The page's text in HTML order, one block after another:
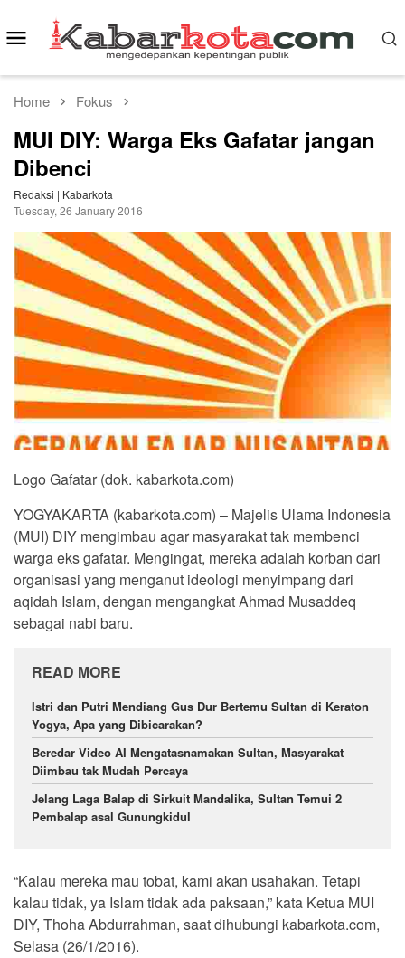
to
content
Mobile
Menu
Home Fokus
MUI DIY: Warga Eks Gafatar jangan
Dibenci
Redaksi | Kabarkota
Tuesday, 26 January 2016
Logo Gafatar (dok. kabarkota.com)
YOGYAKARTA (kabarkota.com) – Majelis Ulama Indonesia
(MUI) DIY mengimbau agar masyarakat tak membenci
warga eks gafatar. Mengingat, mereka adalah korban dari
organisasi yang menganut ideologi menyimpang dari
aqidah Islam, dengan mengangkat Ahmad Musaddeq
sebagai nabi baru.
READ MORE
Istri dan Putri Mendiang Gus Dur Bertemu Sultan di Keraton
Yogya, Apa yang Dibicarakan?
Beredar Video AI Mengatasnamakan Sultan, Masyarakat
Diimbau tak Mudah Percaya
Jelang Laga Balap di Sirkuit Mandalika, Sultan Temui 2
Pembalap asal Gunungkidul
“Kalau mereka mau tobat, kami akan usahakan. Tetapi
kalau tidak, ya Islam tidak ada paksaan,” kata Ketua MUI
DIY, Thoha Abdurrahman, saat dihubungi kabarkota.com,
Selasa (26/1/2016).